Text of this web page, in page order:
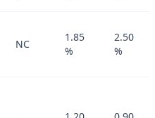
NC
1.85
%
2.50
%